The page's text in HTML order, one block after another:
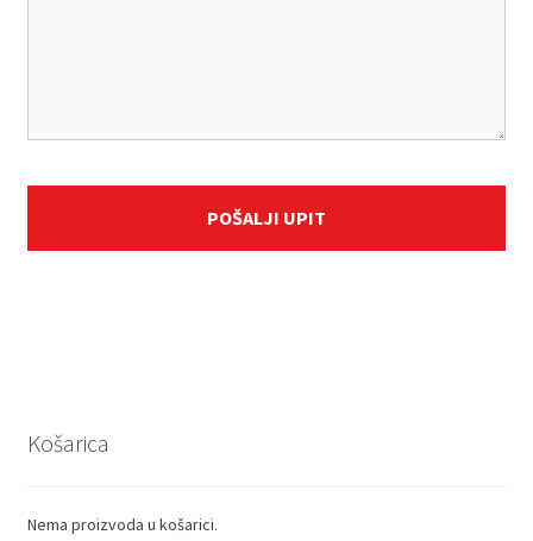
Košarica
Nema proizvoda u košarici.